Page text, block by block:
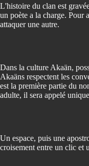
L'histoire du clan est
un poète a la charge. Pour
attaquer une autre.
Dans la culture Akaän,
Akaäns respectent les
est la première partie du
adulte, il sera appelé
Un espace, puis une
croisement entre un clic et